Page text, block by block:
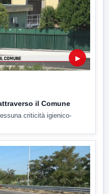
▶
il Comune
criticità igienico-